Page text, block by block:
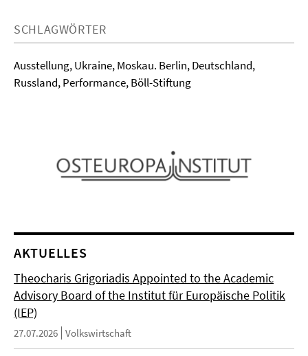
SCHLAGWÖRTER
Ausstellung, Ukraine, Moskau. Berlin, Deutschland,
Russland, Performance, Böll-Stiftung
AKTUELLES
Theocharis Grigoriadis Appointed to the Academic
Advisory Board of the Institut für Europäische Politik
(IEP)
27.07.2026 Volkswirtschaft